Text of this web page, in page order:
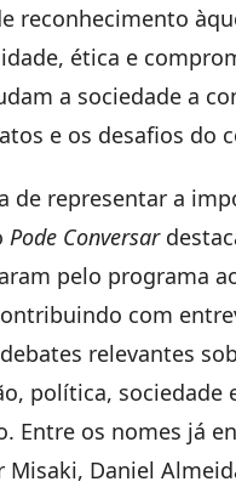
reconhecimento
ética e
a sociedade a
e os desafios do
de representar a
Pode Conversar
pelo programa
com
relevantes
política, sociedade
Entre os nomes já
Misaki, Daniel